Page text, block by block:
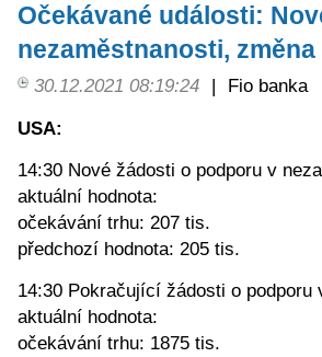
Očekávané události:
nezaměstnanosti,
30.12.2021 08:19:24 |
Fio banka
USA:
14:30 Nové žádosti o podporu v
aktuální hodnota:
očekávání trhu: 207 tis.
předchozí hodnota: 205 tis.
14:30 Pokračující žádosti o
aktuální hodnota:
očekávání trhu: 1875 tis.